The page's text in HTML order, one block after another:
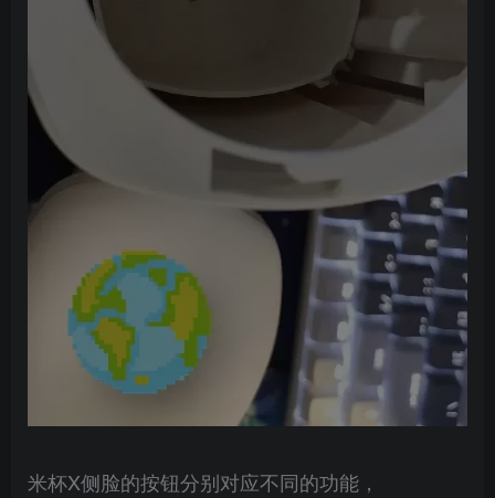
米杯X侧脸的按钮分别对应不同的功能，